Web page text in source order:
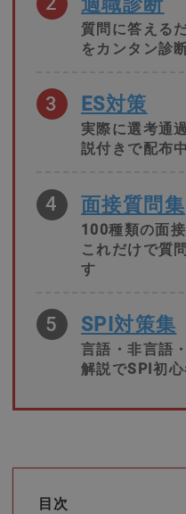
質問に答える
をカンタン診
3 ES対策
実際に選考通
説付きで配布中
4 面接質問集
100種類の面
これだけで質
す
5 SPI対策集
言語・非言語
解説でSPI初
目次